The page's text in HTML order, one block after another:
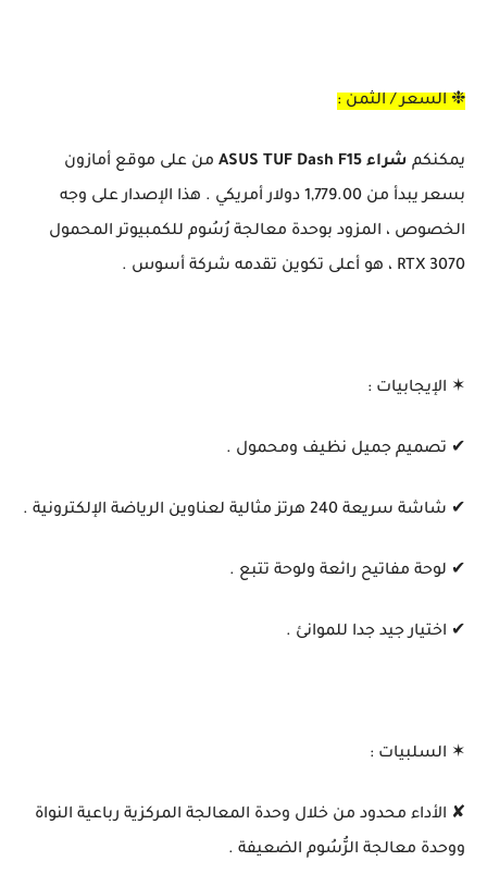
❉ السعر / الثمن :
يمكنكم شراء ASUS TUF Dash F15
من على موقع أمازون
بسعر يبدأ من 1,779.00 دولار أمريكي . هذا الإصدار على وجه
الخصوص ، المزود بوحدة معالجة رُسُوم للكمبيوتر المحمول
RTX 3070 ، هو أعلى تكوين تقدمه شركة أسوس .
✶ الإيجابيات :
✔ تصميم جميل نظيف ومحمول .
✔ شاشة سريعة 240 هرتز مثالية لعناوين الرياضة الإلكترونية .
✔ لوحة مفاتيح رائعة ولوحة تتبع .
✔ اختيار جيد جدا للموانئ .
✶ السلبيات :
✘ الأداء محدود من خلال وحدة المعالجة المركزية رباعية النواة
ووحدة معالجة الرُّسُوم الضعيفة .